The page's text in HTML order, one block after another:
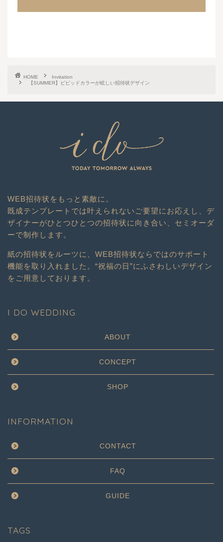
HOME
Invitation
【SUMMER】ビビッドカラーが眩しい招待状デザイン
WEB招待状をもっと素敵に。
既成テンプレートでは叶えられないご要望にお応えし、デ
ザイナーがひとつひとつの招待状に向き合い、セミオーダ
ーで制作します。
紙の招待状をルーツに、WEB招待状ならではのサポート
機能を取り入れました。“祝福の日”にふさわしいデザイン
をご用意しております。
I DO WEDDING
ABOUT
CONCEPT
SHOP
INFORMATION
CONTACT
FAQ
GUIDE
TAGS